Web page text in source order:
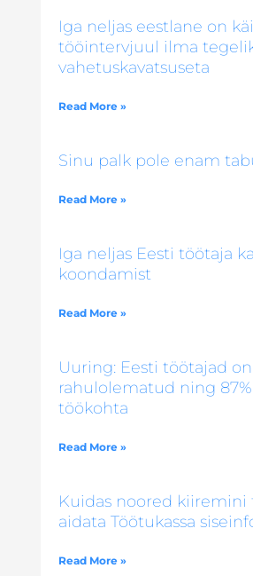
Iga neljas eestlane on
tööintervjuul ilma
vahetuskavatsuseta
Read More »
Sinu palk pole enam
Read More »
Iga neljas Eesti töötaja
koondamist
Read More »
Uuring: Eesti töötajad on
rahulolematud ning
töökohta
Read More »
Kuidas noored kiiremini
aidata Töötukassa
Read More »